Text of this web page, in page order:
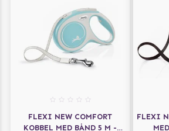
FLEXI NEW COMFORT
KOBBEL MED BÅND 5 M -
FLEXI